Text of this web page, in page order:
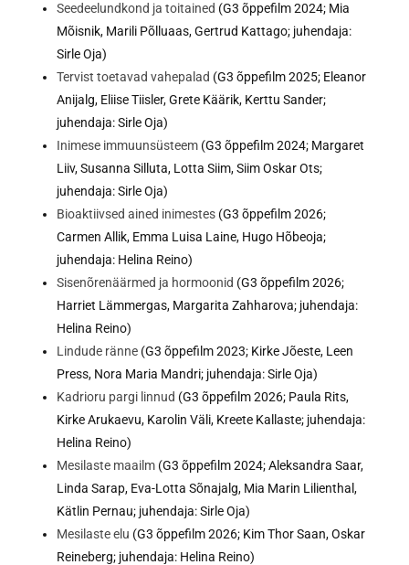
Seedeelundkond ja toitained (G3 õppefilm 2024; Mia
Mõisnik, Marili Põlluaas, Gertrud Kattago; juhendaja:
Sirle Oja)
Tervist toetavad vahepalad (G3 õppefilm 2025; Eleanor
Anijalg, Eliise Tiisler, Grete Käärik, Kerttu Sander;
juhendaja: Sirle Oja)
Inimese immuunsüsteem (G3 õppefilm 2024; Margaret
Liiv, Susanna Silluta, Lotta Siim, Siim Oskar Ots;
juhendaja: Sirle Oja)
Bioaktiivsed ained inimestes (G3 õppefilm 2026;
Carmen Allik, Emma Luisa Laine, Hugo Hõbeoja;
juhendaja: Helina Reino)
Sisenõrenäärmed ja hormoonid (G3 õppefilm 2026;
Harriet Lämmergas, Margarita Zahharova; juhendaja:
Helina Reino)
Lindude ränne (G3 õppefilm 2023; Kirke Jõeste, Leen
Press, Nora Maria Mandri; juhendaja: Sirle Oja)
Kadrioru pargi linnud (G3 õppefilm 2026; Paula Rits,
Kirke Arukaevu, Karolin Väli, Kreete Kallaste; juhendaja:
Helina Reino)
Mesilaste maailm (G3 õppefilm 2024; Aleksandra Saar,
Linda Sarap, Eva-Lotta Sõnajalg, Mia Marin Lilienthal,
Kätlin Pernau; juhendaja: Sirle Oja)
Mesilaste elu (G3 õppefilm 2026; Kim Thor Saan, Oskar
Reineberg; juhendaja: Helina Reino)